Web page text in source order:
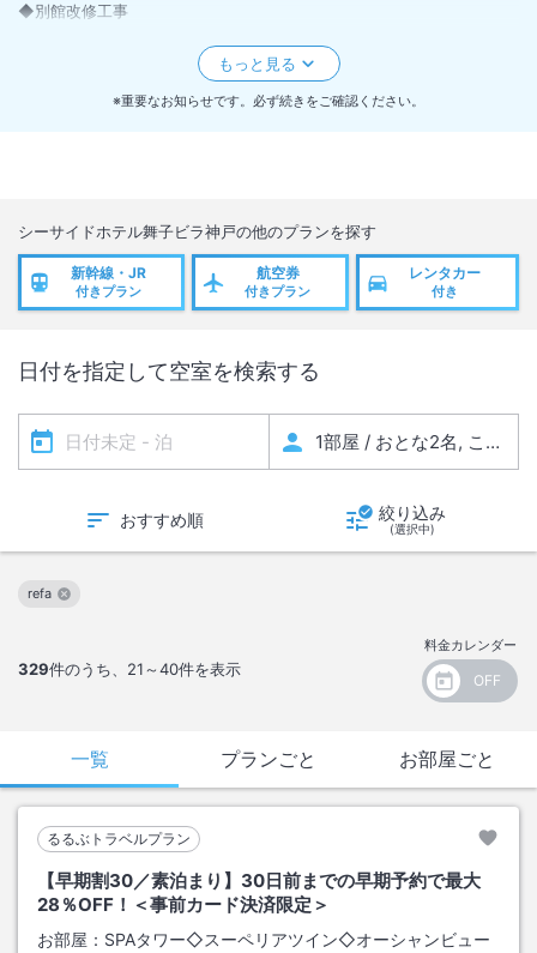
◆別館改修工事
場所：緑風館全館・大浴場（工事届け出による安全上の為、出入り禁止
上記内容に関しまして、詳しくは公式HPにてご確認ください。
引き続き、ご愛顧のほどよろしくお願い申し上げます。
※重要なお知らせです。必ず続きをご確認ください。
シーサイドホテル舞子ビラ神戸の他のプランを探す
新幹線・JR
付きプラン
航空券
付きプラン
レンタカー
付き
日付を指定して空室を検索する
おすすめ順 絞り込み
(選択中)
329件のうち、 21～40件を表示
料金カレンダー
refa
この絞り込み条件を解除
一覧 プランごと お部屋ごと
るるぶトラベルプラン
【早期割30／素泊まり】30日前までの早期予約で最大
28％OFF！＜事前カード決済限定＞
お部屋： SPAタワー◇スーペリアツイン◇オーシャンビュー